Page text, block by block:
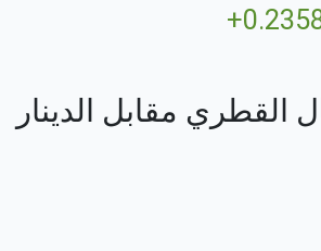
القطري مقابل الدينار